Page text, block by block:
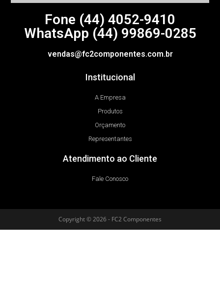
Fone (44) 4052-9410
WhatsApp (44) 99869-0285
vendas@fc2componentes.com.br
Institucional
A Empresa
Produtos
Orçamento
Representantes
Atendimento ao Cliente
Fale Conosco
Copyright © 2026 - FC2 Componentes